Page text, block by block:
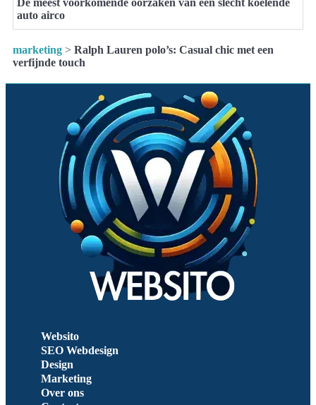
De meest voorkomende oorzaken van een slecht koelende
auto airco
marketing > Ralph Lauren polo’s: Casual chic met een
verfijnde touch
Websito
SEO Webdesign
Design
Marketing
Over ons